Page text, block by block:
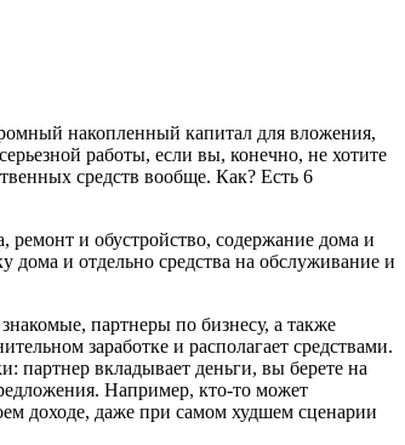
накопленный капитал для вложения,
работы, если вы, конечно, не хотите
средств вообще. Как? Есть 6
и обустройство, содержание дома и
дома и отдельно средства на обслуживание и
партнеры по бизнесу, а также
заработке и располагает средствами.
партнер вкладывает деньги, вы берете на
Например, кто-то может
доходе, даже при самом худшем сценарии